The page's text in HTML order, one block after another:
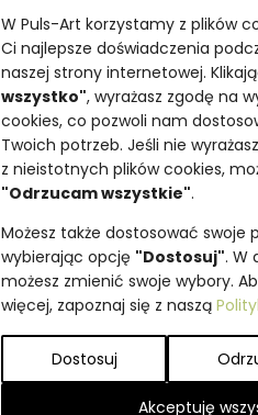
W Puls-Art korzystamy z plików
Ci najlepsze doświadczenia
naszej strony internetowej.
wszystko", wyrażasz zgodę na
cookies, co pozwoli nam
Twoich potrzeb. Jeśli nie
z nieistotnych plików cookies,
"Odrzucam wszystkie".
Możesz także dostosować swoje
wybierając opcję "Dostosuj". W
możesz zmienić swoje wybory.
więcej, zapoznaj się z naszą
Dostosuj
Akceptuję
E-mail
Wiadomość
Najniższa cena z
SKU:Brak danych
Kategorie: